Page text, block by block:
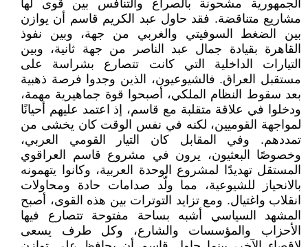
الجمهورية مشحونة بالصراع والتنافس بين قوى لها
مشاريع متناقضة. فقد حاول عبد الكريم قاسم أن يوازن
بين الضغط السوفيتي والغربي من جهة، وبين نفوذ
القاهرة بقيادة جمال عبد الناصر من جهة ثانية، وبين
التيارات الداخلية التي كانت تتصارع بشراسة على
مستقبل العراق. فالشيوعيون، الذين وجدوا فرصة ذهبية
بعد سقوط النظام الملكي، أصبحوا قوة جماهيرية مهمة،
ودخلوا في علاقة متقلبة مع قاسم، إذ اعتمد عليهم أحيانًا
لمواجهة القوميين، لكنه في نفس الوقت كان يخشى من
تمددهم. وفي المقابل كان التيار القومي العربي،
وخصوصًا البعثيون، يرون في مشروع قاسم العراقوي
المستقل تهديدًا لمشروع الوحدة العربية، وكانوا يتهمونه
بالانحياز للشيوعية، مما ولّد صدامات حادة ومحاولات
انقلاب واغتيال. ومع تزايد التوترات بين هذه القوى، أصبح
المشهد السياسي أشبه بساحة مفتوحة تتصارع فيها
الأحزاب والمؤسسات والشارع، وكل طرف يسعى